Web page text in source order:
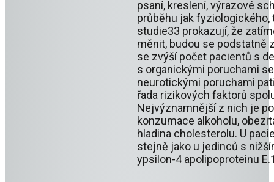
psaní, kreslení, výrazové
průběhu jak fyziologického,
studie33 prokazují, že
měnit, budou se podstatně
se zvýší počet pacientů s
s organickými poruchami
neurotickými poruchami
řada rizikových faktorů
Nejvýznamnější z nich je
konzumace alkoholu,
hladina cholesterolu. U
stejně jako u jedinců s
ypsilon-4 apolipoproteinu